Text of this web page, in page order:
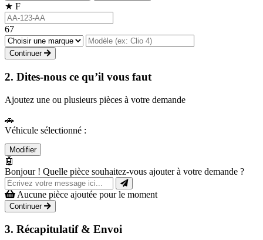
★ F
67
Continuer
2. Dites-nous ce qu’il vous faut
Ajoutez une ou plusieurs pièces à votre demande
🚗
Véhicule sélectionné :
Modifier
🤖
Bonjour ! Quelle pièce souhaitez-vous ajouter à votre demande ?
Aucune pièce ajoutée pour le moment
Continuer
3. Récapitulatif & Envoi